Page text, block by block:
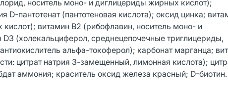
носитель моно- и диглицериды жирных кислот);
пантотенат (пантотеновая кислота); оксид цинка;
витамин B2 (рибофлавин, носитель моно- и
(холекальциферол, среднецепочечные триглицериды,
альфа-токоферол); карбонат марганца;
цитрат натрия 3-замещенный, лимонная кислота);
аммония; краситель оксид железа красный; D-биотин.